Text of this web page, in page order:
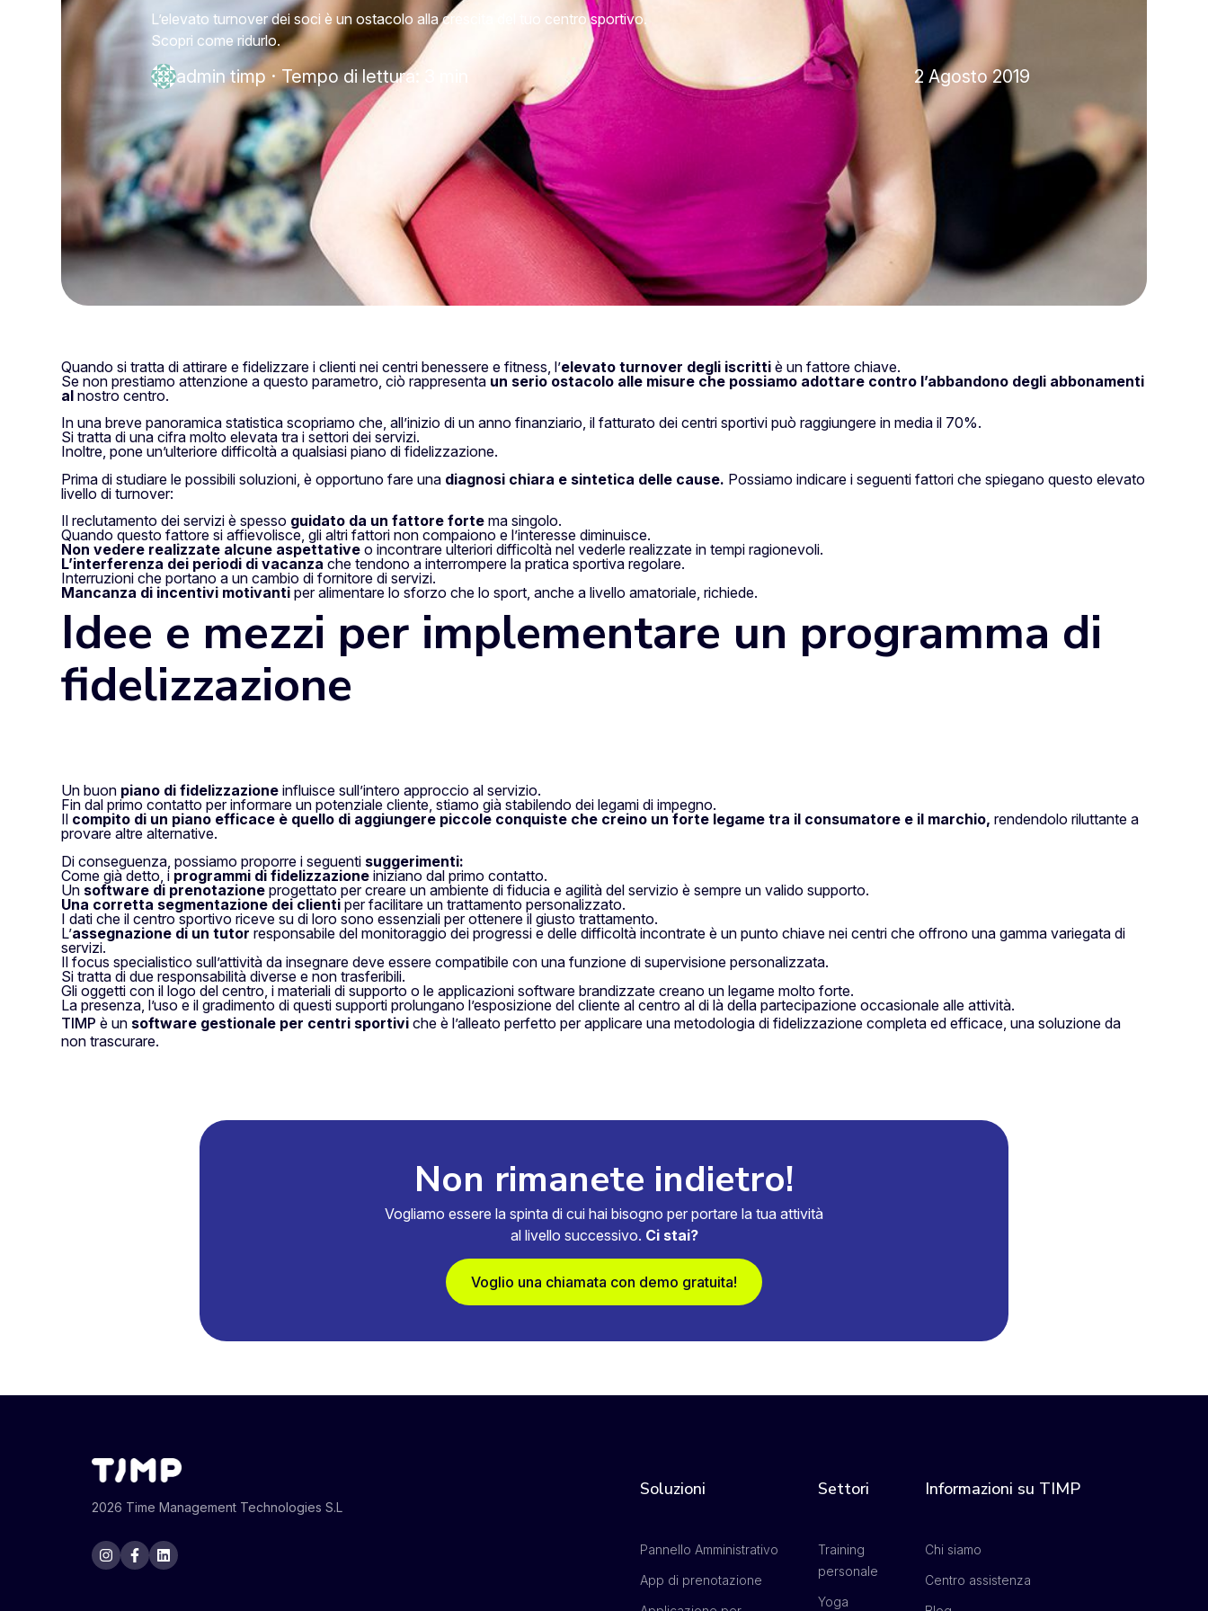
L’elevato turnover dei soci è un ostacolo alla crescita del tuo centro sportivo.
Scopri come ridurlo.
admin timp · Tempo di lettura: 3 min 2 Agosto 2019
Quando si tratta di attirare e fidelizzare i clienti nei centri benessere e fitness, l’elevato turnover degli iscritti è un fattore chiave.
Se non prestiamo attenzione a questo parametro, ciò rappresenta un serio ostacolo alle misure che possiamo adottare contro l’abbandono degli abbonamenti
al nostro centro.
In una breve panoramica statistica scopriamo che, all’inizio di un anno finanziario, il fatturato dei centri sportivi può raggiungere in media il 70%.
Si tratta di una cifra molto elevata tra i settori dei servizi.
Inoltre, pone un’ulteriore difficoltà a qualsiasi piano di fidelizzazione.
Prima di studiare le possibili soluzioni, è opportuno fare una diagnosi chiara e sintetica delle cause. Possiamo indicare i seguenti fattori che spiegano questo elevato
livello di turnover:
Il reclutamento dei servizi è spesso guidato da un fattore forte ma singolo.
Quando questo fattore si affievolisce, gli altri fattori non compaiono e l’interesse diminuisce.
Non vedere realizzate alcune aspettative o incontrare ulteriori difficoltà nel vederle realizzate in tempi ragionevoli.
L’interferenza dei periodi di vacanza che tendono a interrompere la pratica sportiva regolare.
Interruzioni che portano a un cambio di fornitore di servizi.
Mancanza di incentivi motivanti per alimentare lo sforzo che lo sport, anche a livello amatoriale, richiede.
Idee e mezzi per implementare un programma di
fidelizzazione
Un buon piano di fidelizzazione influisce sull’intero approccio al servizio.
Fin dal primo contatto per informare un potenziale cliente, stiamo già stabilendo dei legami di impegno.
Il compito di un piano efficace è quello di aggiungere piccole conquiste che creino un forte legame tra il consumatore e il marchio, rendendolo riluttante a
provare altre alternative.
Di conseguenza, possiamo proporre i seguenti suggerimenti:
Come già detto, i programmi di fidelizzazione iniziano dal primo contatto.
Un software di prenotazione progettato per creare un ambiente di fiducia e agilità del servizio è sempre un valido supporto.
Una corretta segmentazione dei clientiper facilitare un trattamento personalizzato.
I dati che il centro sportivo riceve su di loro sono essenziali per ottenere il giusto trattamento.
L’assegnazione di un tutor responsabile del monitoraggio dei progressi e delle difficoltà incontrate è un punto chiave nei centri che offrono una gamma variegata di
servizi.
Il focus specialistico sull’attività da insegnare deve essere compatibile con una funzione di supervisione personalizzata.
Si tratta di due responsabilità diverse e non trasferibili.
Gli oggetti con il logo del centro, i materiali di supporto o le applicazioni software brandizzate creano un legame molto forte.
La presenza, l’uso e il gradimento di questi supporti prolungano l’esposizione del cliente al centro al di là della partecipazione occasionale alle attività.
TIMP è un software gestionale per centri sportivi che è l’alleato perfetto per applicare una metodologia di fidelizzazione completa ed efficace, una soluzione da
non trascurare.
Non rimanete indietro!
Vogliamo essere la spinta di cui hai bisogno per portare la tua attività
al livello successivo. Ci stai?
Voglio una chiamata con demo gratuita!
2026 Time Management Technologies S.L
Soluzioni
Pannello Amministrativo
App di prenotazione
Settori
Training
personale
Yoga
Informazioni su TIMP
Chi siamo
Centro assistenza